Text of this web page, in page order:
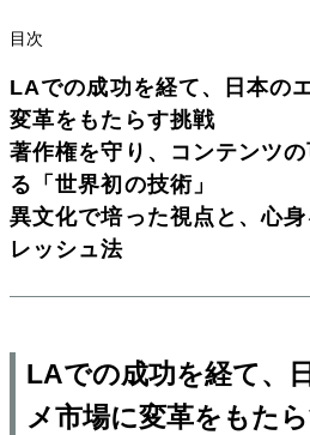
目次
LAでの成功を経て、日本の
変革をもたらす挑戦
著作権を守り、コンテンツ
る「世界初の技術」
異文化で培った視点と、心
レッシュ法
LAでの成功を経て、
メ市場に変革をもた